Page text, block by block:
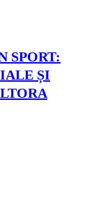
SPORT:
ȘI